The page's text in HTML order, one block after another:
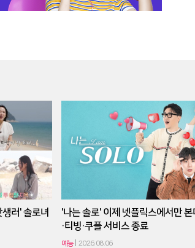
러' 솔로녀
'나는 솔로' 이제 넷플릭스에서만
·티빙·쿠플 서비스 종료
예능 2026.08.06